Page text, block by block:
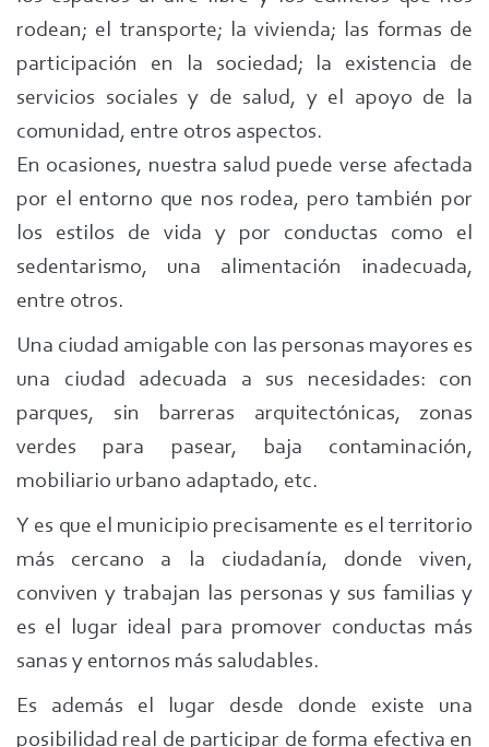
rodean; el transporte; la vivienda; las formas de
participación en la sociedad; la existencia de
servicios sociales y de salud, y el apoyo de la
comunidad, entre otros aspectos.
En ocasiones, nuestra salud puede verse afectada
por el entorno que nos rodea, pero también por
los estilos de vida y por conductas como el
sedentarismo, una alimentación inadecuada,
entre otros.
Una ciudad amigable con las personas mayores es
una ciudad adecuada a sus necesidades: con
parques, sin barreras arquitectónicas, zonas
verdes para pasear, baja contaminación,
mobiliario urbano adaptado, etc.
Y es que el municipio precisamente es el territorio
más cercano a la ciudadanía, donde viven,
conviven y trabajan las personas y sus familias y
es el lugar ideal para promover conductas más
sanas y entornos más saludables.
Es además el lugar desde donde existe una
posibilidad real de participar de forma efectiva en